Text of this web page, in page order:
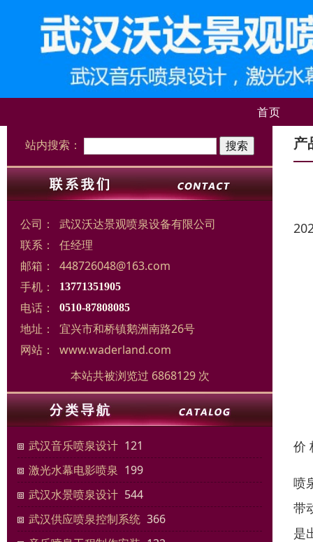
首页
站内搜索：
公司：
武汉沃达景观喷泉设备有限公司
联系：
任经理
邮箱：
448726048@163.com
手机：
13771351905
电话： 0510-87808085
地址：
宜兴市和桥镇鹅洲南路26号
网站：
www.waderland.com
本站共被浏览过 6868129 次
武汉音乐喷泉设计 121
激光水幕电影喷泉 199
武汉水景喷泉设计 544
武汉供应喷泉控制系统 366
产
价
喷
带
是